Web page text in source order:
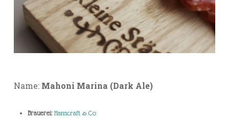
Name: Mahoni Marina (Dark Ale)
Brauerei: Hanscraft & Co